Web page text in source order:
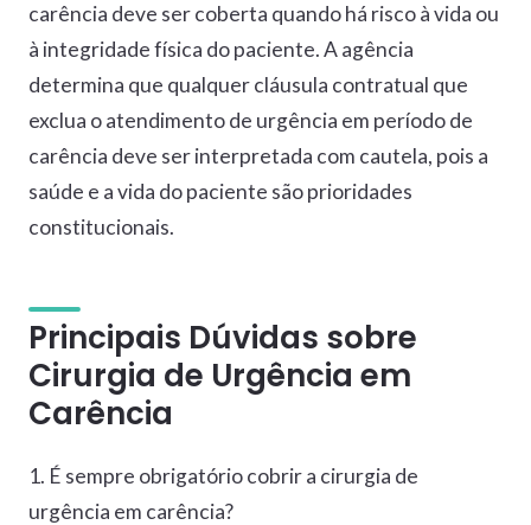
carência deve ser coberta quando há risco à vida ou
à integridade física do paciente. A agência
determina que qualquer cláusula contratual que
exclua o atendimento de urgência em período de
carência deve ser interpretada com cautela, pois a
saúde e a vida do paciente são prioridades
constitucionais.
Principais Dúvidas sobre
Cirurgia de Urgência em
Carência
1. É sempre obrigatório cobrir a cirurgia de
urgência em carência?